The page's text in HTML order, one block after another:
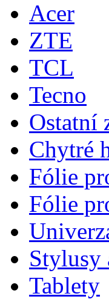
Acer
ZTE
TCL
Tecno
Ostatní
Chytré
Fólie
Fólie
Stylusy
Tablety